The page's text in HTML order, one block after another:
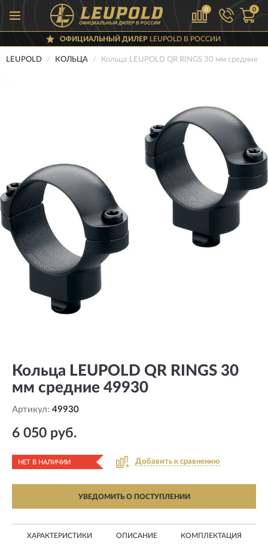
0 0
ОФИЦИАЛЬНЫЙ ДИЛЕР LEUPOLD В РОССИИ
LEUPOLD КОЛЬЦА Кольца LEUPOLD QR RINGS 30 мм средние
Кольца LEUPOLD QR RINGS 30
мм средние 49930
Артикул: 49930
6 050 руб.
НЕТ В НАЛИЧИИ Добавить к сравнению
УВЕДОМИТЬ О ПОСТУПЛЕНИИ
ХАРАКТЕРИСТИКИ ОПИСАНИЕ КОМПЛЕКТАЦИЯ